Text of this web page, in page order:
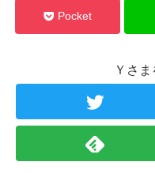
Pocket
Ｙさ